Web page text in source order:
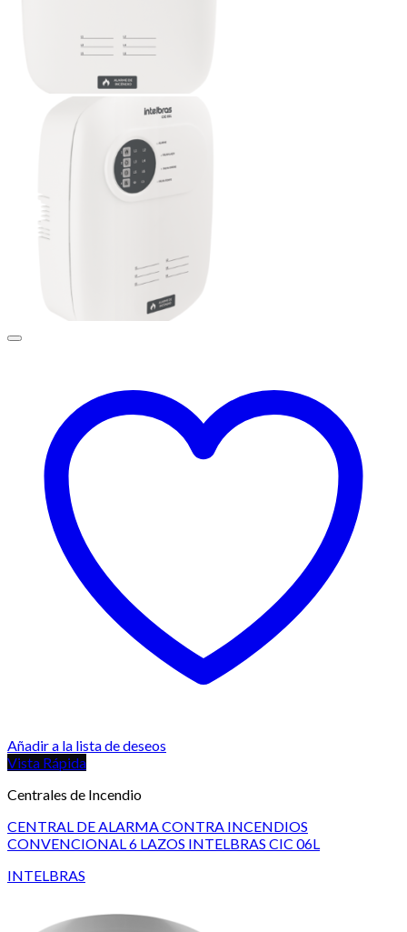
Añadir a la lista de deseos
Vista Rápida
Centrales de Incendio
CENTRAL DE ALARMA CONTRA INCENDIOS
CONVENCIONAL 6 LAZOS INTELBRAS CIC 06L
INTELBRAS